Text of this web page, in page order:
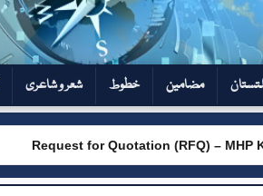
مضامین خطوط شعر و شاعری
Request for Quotation (RFQ) – MHP